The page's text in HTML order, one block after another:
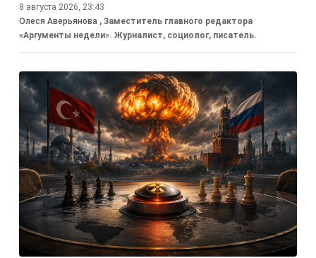
8 августа 2026, 23:43
Олеся Аверьянова , Заместитель главного редактора
«Аргументы недели». Журналист, социолог, писатель.